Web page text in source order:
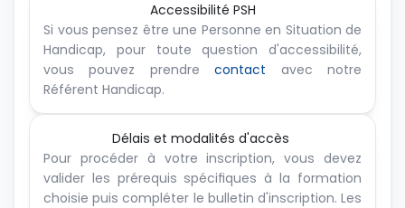
Accessibilité PSH
Si vous pensez être une Personne en Situation de
Handicap, pour toute question d'accessibilité,
vous pouvez prendre contact avec notre
Référent Handicap.
Délais et modalités d'accès
Pour procéder à votre inscription, vous devez
valider les prérequis spécifiques à la formation
choisie puis compléter le bulletin d'inscription. Les